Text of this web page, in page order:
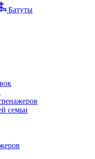
Батуты
семьи